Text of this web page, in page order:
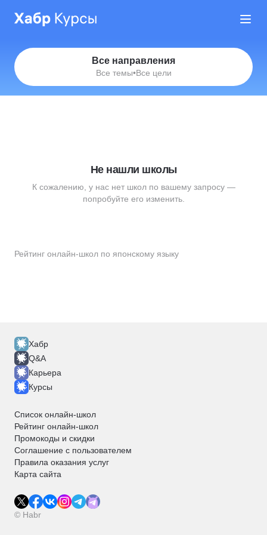
Все направления
Все темы•Все цели
Рейтинг онлайн-школ по японскому языку
Не нашли школы
К сожалению, у нас нет школ по вашему запросу —
попробуйте его изменить.
Хабр
Q&A
Карьера
Курсы
Список онлайн-школ
Рейтинг онлайн-школ
Промокоды и скидки
Соглашение с пользователем
Правила оказания услуг
Карта сайта
© Habr